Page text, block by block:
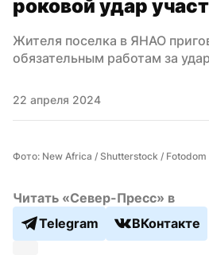
роковой удар
Жителя поселка в ЯНАО
обязательным работам за
22 апреля 2024
Фото: New Africa / Shutterstock / Fotodom
Читать «Север-Пресс» в
Telegram
ВКонтакте